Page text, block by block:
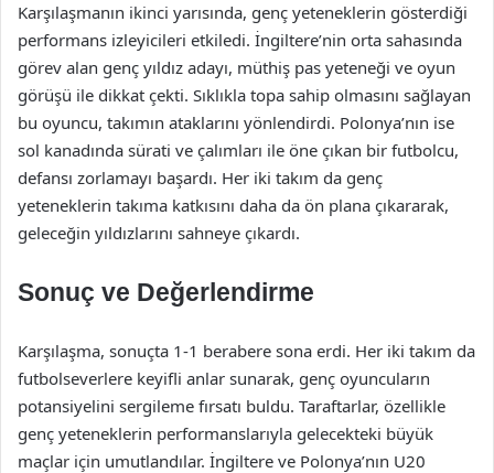
Karşılaşmanın ikinci yarısında, genç yeteneklerin gösterdiği
performans izleyicileri etkiledi. İngiltere’nin orta sahasında
görev alan genç yıldız adayı, müthiş pas yeteneği ve oyun
görüşü ile dikkat çekti. Sıklıkla topa sahip olmasını sağlayan
bu oyuncu, takımın ataklarını yönlendirdi. Polonya’nın ise
sol kanadında sürati ve çalımları ile öne çıkan bir futbolcu,
defansı zorlamayı başardı. Her iki takım da genç
yeteneklerin takıma katkısını daha da ön plana çıkararak,
geleceğin yıldızlarını sahneye çıkardı.
Sonuç ve Değerlendirme
Karşılaşma, sonuçta 1-1 berabere sona erdi. Her iki takım da
futbolseverlere keyifli anlar sunarak, genç oyuncuların
potansiyelini sergileme fırsatı buldu. Taraftarlar, özellikle
genç yeteneklerin performanslarıyla gelecekteki büyük
maçlar için umutlandılar. İngiltere ve Polonya’nın U20